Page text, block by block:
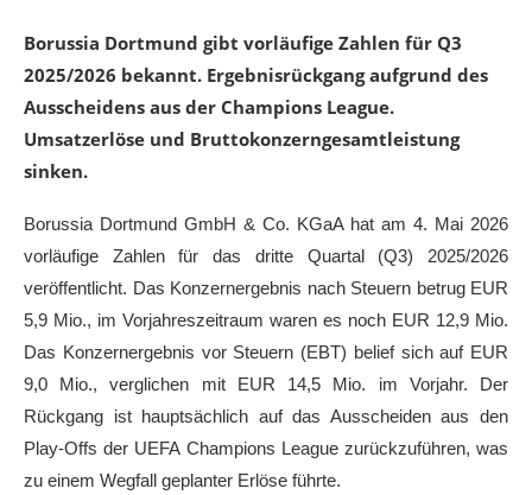
Borussia Dortmund gibt vorläufige Zahlen für Q3
2025/2026 bekannt. Ergebnisrückgang aufgrund des
Ausscheidens aus der Champions League.
Umsatzerlöse und Bruttokonzerngesamtleistung
sinken.
Borussia Dortmund GmbH & Co. KGaA hat am 4. Mai 2026
vorläufige Zahlen für das dritte Quartal (Q3) 2025/2026
veröffentlicht. Das Konzernergebnis nach Steuern betrug EUR
5,9 Mio., im Vorjahreszeitraum waren es noch EUR 12,9 Mio.
Das Konzernergebnis vor Steuern (EBT) belief sich auf EUR
9,0 Mio., verglichen mit EUR 14,5 Mio. im Vorjahr. Der
Rückgang ist hauptsächlich auf das Ausscheiden aus den
Play-Offs der UEFA Champions League zurückzuführen, was
zu einem Wegfall geplanter Erlöse führte.